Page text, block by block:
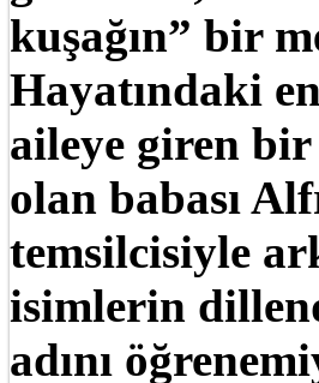
kuşağın” bir
Hayatındaki
aileye giren
olan babası
temsilcisiyle
isimlerin
adını